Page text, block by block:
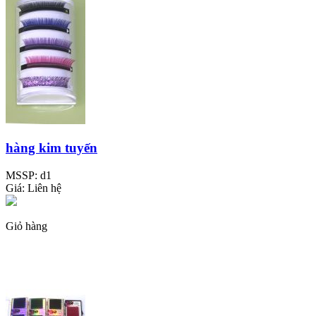
hàng kim tuyến
MSSP: d1
Giá: Liên hệ
Giỏ hàng